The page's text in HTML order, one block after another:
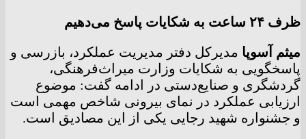
ظرف ۲۴ ساعت به شکایات پاسخ می‌دهیم
میثم آسوپا مدیرکل دفتر مدیریت عملکرد، بازرسی و
پاسخگویی به شکایات وزارت میراث‌فرهنگی،
گردشگری و صنایع‌دستی در ادامه گفت: موضوع
ارزیابی عملکرد در نمای بیرونی شاخص مهمی است
و جشنواره شهید رجایی یکی از این مصادیق است.